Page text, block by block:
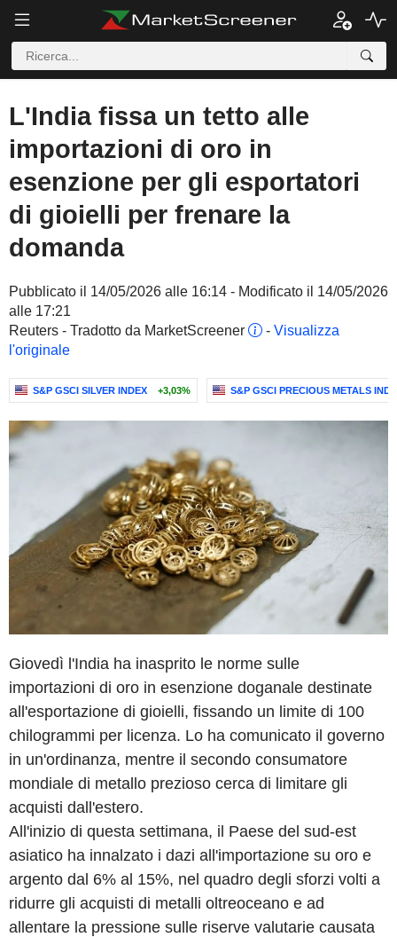
L'India fissa un tetto alle
importazioni di oro in
esenzione per gli esportatori
di gioielli per frenare la
domanda
Pubblicato il 14/05/2026 alle 16:14 - Modificato il 14/05/2026
alle 17:21
Reuters - Tradotto da MarketScreener
- Visualizza
l'originale
S&P GSCI SILVER INDEX +3,03% S&P GSCI PRECIOUS METALS
Giovedì l'India ha inasprito le norme sulle
importazioni di oro in esenzione doganale destinate
all'esportazione di gioielli, fissando un limite di 100
chilogrammi per licenza. Lo ha comunicato il governo
in un'ordinanza, mentre il secondo consumatore
mondiale di metallo prezioso cerca di limitare gli
acquisti dall'estero.
All'inizio di questa settimana, il Paese del sud-est
asiatico ha innalzato i dazi all'importazione su oro e
argento dal 6% al 15%, nel quadro degli sforzi volti a
ridurre gli acquisti di metalli oltreoceano e ad
allentare la pressione sulle riserve valutarie causata